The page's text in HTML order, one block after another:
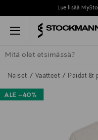
Lue lisää
Menu
ETSI KAIKKI NAISET
Naiset Vaatteet Paidat &
ALE –40%